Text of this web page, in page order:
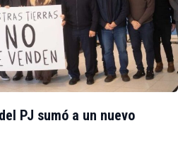
PJ sumó a un nuevo